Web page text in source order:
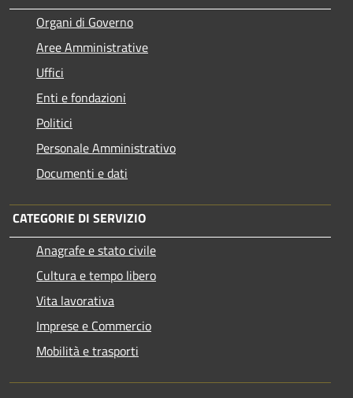
Organi di Governo
Aree Amministrative
Uffici
Enti e fondazioni
Politici
Personale Amministrativo
Documenti e dati
CATEGORIE DI SERVIZIO
Anagrafe e stato civile
Cultura e tempo libero
Vita lavorativa
Imprese e Commercio
Mobilità e trasporti